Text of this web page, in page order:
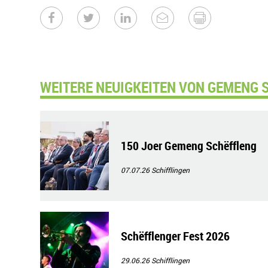
WEITERE NEUIGKEITEN VON GEMENG
150 Joer Gemeng Schëffleng
07.07.26Schifflingen
Schëfflenger Fest 2026
29.06.26Schifflingen